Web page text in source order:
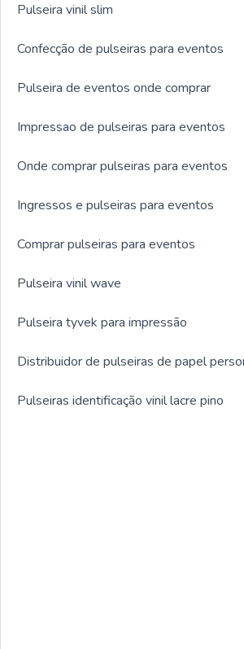
Pulseira vinil slim
Confecção de pulseiras para eventos
Pulseira de eventos onde comprar
Impressao de pulseiras para eventos
Onde comprar pulseiras para eventos
Ingressos e pulseiras para eventos
Comprar pulseiras para eventos
Pulseira vinil wave
Pulseira tyvek para impressão
Distribuidor de pulseiras de papel
Pulseiras identificação vinil lacre pino